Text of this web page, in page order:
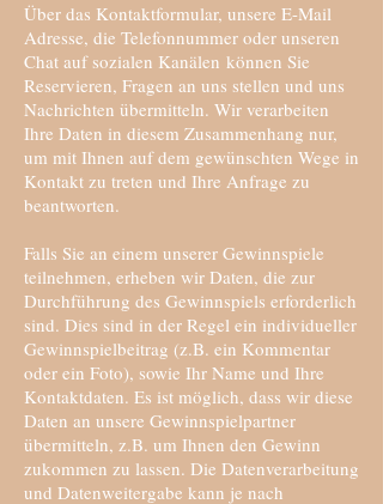
Über das Kontaktformular, unsere E-Mail
Adresse, die Telefonnummer oder unseren
Chat auf sozialen Kanälen können Sie
Reservieren, Fragen an uns stellen und uns
Nachrichten übermitteln. Wir verarbeiten
Ihre Daten in diesem Zusammenhang nur,
um mit Ihnen auf dem gewünschten Wege in
Kontakt zu treten und Ihre Anfrage zu
beantworten.
Falls Sie an einem unserer Gewinnspiele
teilnehmen, erheben wir Daten, die zur
Durchführung des Gewinnspiels erforderlich
sind. Dies sind in der Regel ein individueller
Gewinnspielbeitrag (z.B. ein Kommentar
oder ein Foto), sowie Ihr Name und Ihre
Kontaktdaten. Es ist möglich, dass wir diese
Daten an unsere Gewinnspielpartner
übermitteln, z.B. um Ihnen den Gewinn
zukommen zu lassen. Die Datenverarbeitung
und Datenweitergabe kann je nach